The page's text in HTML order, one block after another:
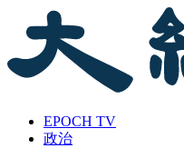
EPOCH TV
政治